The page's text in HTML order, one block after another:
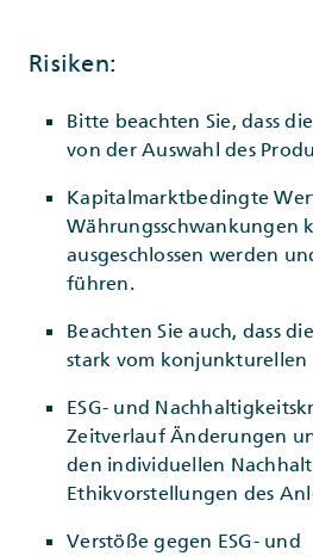
Risiken:
Bitte beachten Sie, dass
von der Auswahl des
Kapitalmarktbedingte
Währungsschwankungen
ausgeschlossen werden
führen.
Beachten Sie auch, dass
stark vom
ESG- und
Zeitverlauf Änderungen
den individuellen
Ethikvorstellungen des
Verstöße gegen ESG- und